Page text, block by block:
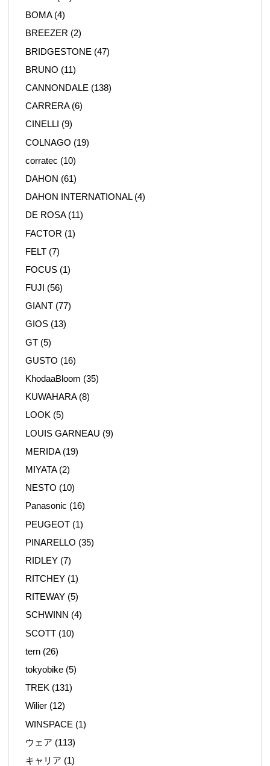
BOMA(4)
BREEZER (2)
BRIDGESTONE (47)
BRUNO (11)
CANNONDALE (138)
CARRERA(6)
CINELLI (9)
COLNAGO (19)
corratec (10)
DAHON (61)
DAHON INTERNATIONAL(4)
DE ROSA(11)
FACTOR (1)
FELT (7)
FOCUS (1)
FUJI (56)
GIANT (77)
GIOS (13)
GT (5)
GUSTO (16)
KhodaaBloom (35)
KUWAHARA(8)
LOOK (5)
LOUIS GARNEAU (9)
MERIDA(19)
MIYATA(2)
NESTO (10)
Panasonic (16)
PEUGEOT (1)
PINARELLO (35)
RIDLEY (7)
RITCHEY (1)
RITEWAY (5)
SCHWINN (4)
SCOTT (10)
tern (26)
tokyobike (5)
TREK (131)
Wilier (12)
WINSPACE (1)
ウェア (113)
キャリア (1)